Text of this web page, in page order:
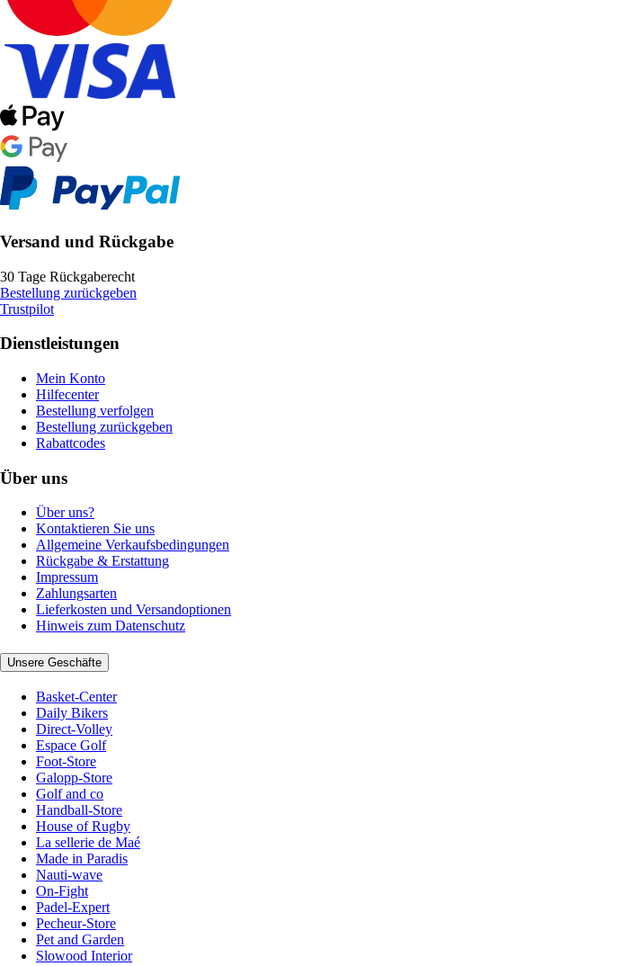
Versand und Rückgabe
30 Tage Rückgaberecht
Bestellung zurückgeben
Trustpilot
Dienstleistungen
Mein Konto
Hilfecenter
Bestellung verfolgen
Bestellung zurückgeben
Rabattcodes
Über uns
Über uns?
Kontaktieren Sie uns
Allgemeine Verkaufsbedingungen
Rückgabe & Erstattung
Impressum
Zahlungsarten
Lieferkosten und Versandoptionen
Hinweis zum Datenschutz
Unsere Geschäfte
Basket-Center
Daily Bikers
Direct-Volley
Espace Golf
Foot-Store
Galopp-Store
Golf and co
Handball-Store
House of Rugby
La sellerie de Maé
Made in Paradis
Nauti-wave
On-Fight
Padel-Expert
Pecheur-Store
Pet and Garden
Slowood Interior